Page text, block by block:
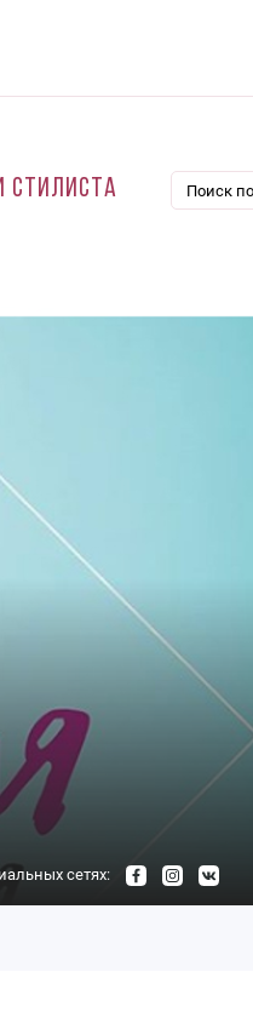
стилиста
сетях: